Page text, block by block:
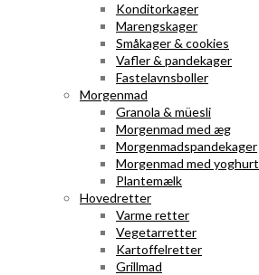
Konditorkager
Marengskager
Småkager & cookies
Vafler & pandekager
Fastelavnsboller
Morgenmad
Granola & müesli
Morgenmad med æg
Morgenmadspandekager
Morgenmad med yoghurt
Plantemælk
Hovedretter
Varme retter
Vegetarretter
Kartoffelretter
Grillmad